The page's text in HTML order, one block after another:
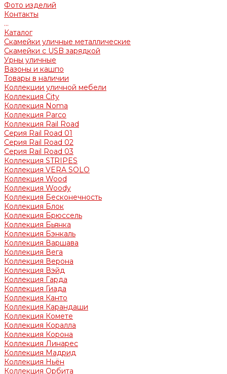
Фото изделий
Контакты
...
Каталог
Скамейки уличные металлические
Скамейки с USB зарядкой
Урны уличные
Вазоны и кашпо
Товары в наличии
Коллекции уличной мебели
Коллекция City
Коллекция Noma
Коллекция Parco
Коллекция Rail Road
Серия Rail Road 01
Серия Rail Road 02
Серия Rail Road 03
Коллекция STRIPES
Коллекция VERA SOLO
Коллекция Wood
Коллекция Woody
Коллекция Бесконечность
Коллекция Блок
Коллекция Брюссель
Коллекция Бьянка
Коллекция Бэнкаль
Коллекция Варшава
Коллекция Вега
Коллекция Верона
Коллекция Вэйд
Коллекция Гарда
Коллекция Гиада
Коллекция Канто
Коллекция Карандаши
Коллекция Комете
Коллекция Коралла
Коллекция Корона
Коллекция Линарес
Коллекция Мадрид
Коллекция Ньён
Коллекция Орбита